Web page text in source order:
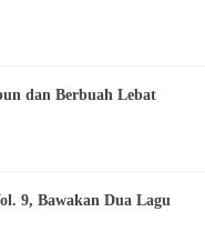
dan Berbuah Lebat
9, Bawakan Dua Lagu